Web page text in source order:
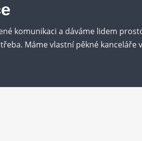
komunikaci a dáváme lidem
Máme vlastní pěkné kanceláře